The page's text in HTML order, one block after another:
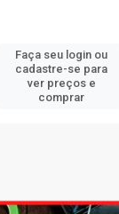
Faça seu login ou
cadastre-se para
ver preços e
comprar